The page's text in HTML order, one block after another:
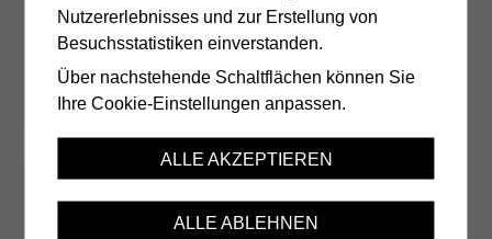
Entdecken Sie unseren
Jahresbericht 2025
Nutzererlebnisses und zur Erstellung von
Besuchsstatistiken einverstanden.
Über nachstehende Schaltflächen können Sie
Ihre Cookie-Einstellungen anpassen.
ALLE AKZEPTIEREN
ALLE ABLEHNEN